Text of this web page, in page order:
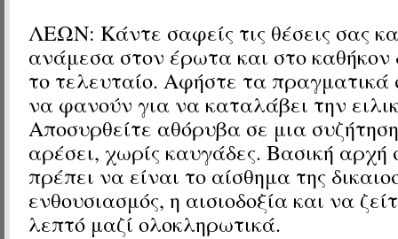
ΛΕΩΝ: Κάντε σαφείς τις θέσεις σας
ανάμεσα στον έρωτα και στο καθήκον
το τελευταίο. Αφήστε τα πραγματικά
να φανούν για να καταλάβει την
Αποσυρθείτε αθόρυβα σε μια
αρέσει, χωρίς καυγάδες. Βασική αρχή
πρέπει να είναι το αίσθημα της
ενθουσιασμός, η αισιοδοξία και να
λεπτό μαζί ολοκληρωτικά.